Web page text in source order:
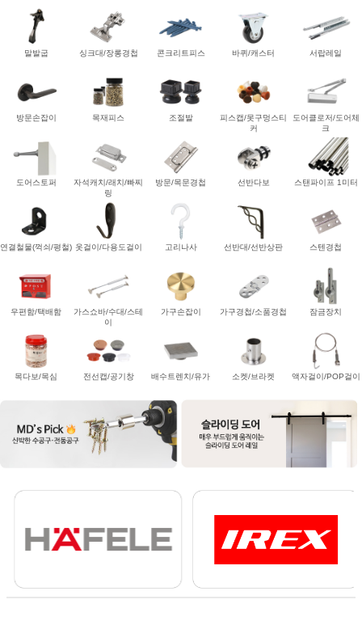
말발굽 싱크대/장롱경첩 콘크리트피스 바퀴/캐스터 서랍레일
방문손잡이 목재피스 조절발
피스캡/못구멍스티
커
도어클로저/도어체
크
도어스토퍼
자석캐치/래치/빠찌
링
방문/목문경첩 선반다보 스탠파이프 1미터
연결철물(꺽쇠/평철) 옷걸이/다용도걸이 고리나사 선반대/선반상판 스텐경첩
우편함/택배함
가스쇼바/수대/스테
이
가구손잡이 가구경첩/소품경첩 잠금장치
목다보/목심 전선캡/공기창 배수트렌치/유가 소켓/브라켓 액자걸이/POP걸이